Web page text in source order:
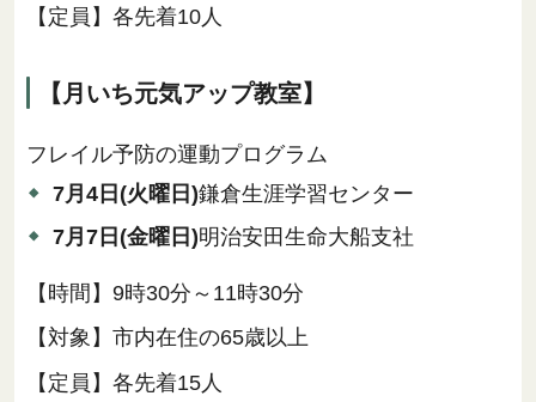
【定員】各先着10人
【月いち元気アップ教室】
フレイル予防の運動プログラム
7月4日(火曜日)鎌倉生涯学習センター
7月7日(金曜日)明治安田生命大船支社
【時間】9時30分～11時30分
【対象】市内在住の65歳以上
【定員】各先着15人